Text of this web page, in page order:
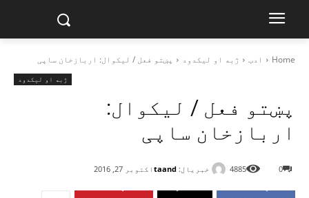
Home ادب ژبه او لیکدود پښتو فعل / لیکوال: اربازخان ساپی
ژبه او لیکدود
پښتو فعل / لیکوال:
اربازخان ساپی
خبریال: taand اکتوبر 27, 2016 0
4885